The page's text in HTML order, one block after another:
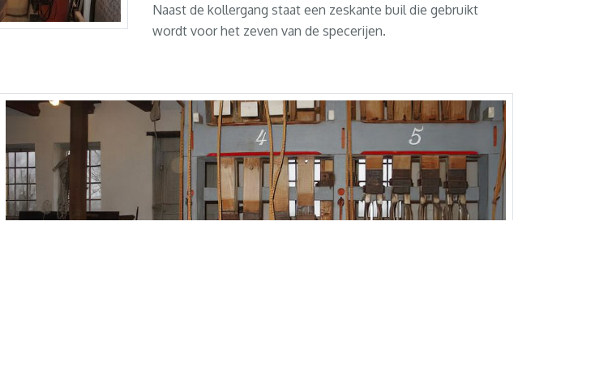
Naast de kollergang staat een zeskante buil die gebruikt
wordt voor het zeven van de specerijen.